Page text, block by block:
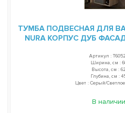
ТУМБА ПОДВЕСНАЯ ДЛЯ
NURA КОРПУС ДУБ
Артикул :
Ширина, см :
Высота, см : 62
Глубина, см :
Цвет : Серый/
В наличии